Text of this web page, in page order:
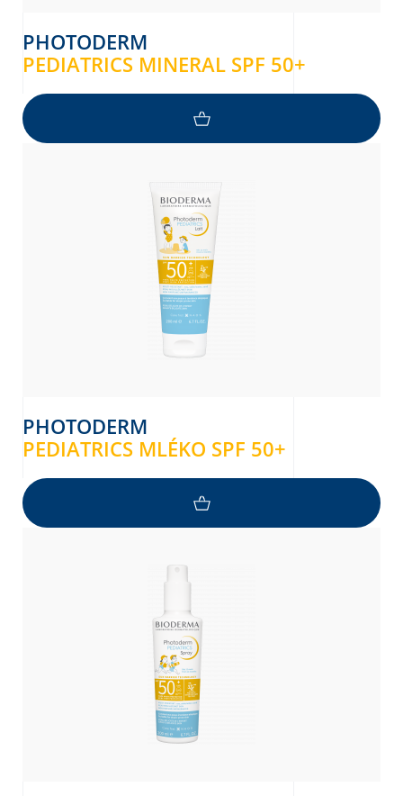
PHOTODERM
PEDIATRICS MINERAL SPF 50+
PHOTODERM
PEDIATRICS MLÉKO SPF 50+